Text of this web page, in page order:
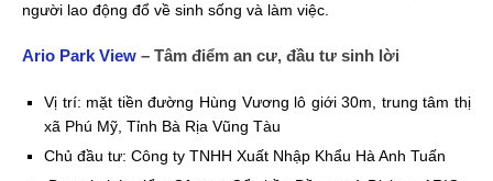
người lao động đổ về sinh sống và làm việc.
Ario Park View – Tâm điểm an cư, đầu tư sinh lời
Vị trí: mặt tiền đường Hùng Vương lô giới 30m, trung tâm thị
xã Phú Mỹ, Tỉnh Bà Rịa Vũng Tàu
Chủ đầu tư: Công ty TNHH Xuất Nhập Khẩu Hà Anh Tuấn